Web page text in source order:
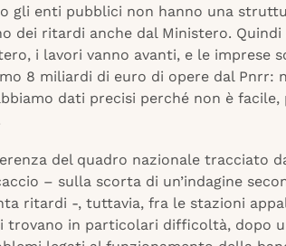
gli enti pubblici non hanno una
dei ritardi anche dal Ministero.
i lavori vanno avanti, e le imprese
8 miliardi di euro di opere dal
dati precisi perché non è
del quadro nazionale tracciato
– sulla scorta di un’indagine
ritardi -, tuttavia, fra le stazioni
trovano in particolari difficoltà, dopo